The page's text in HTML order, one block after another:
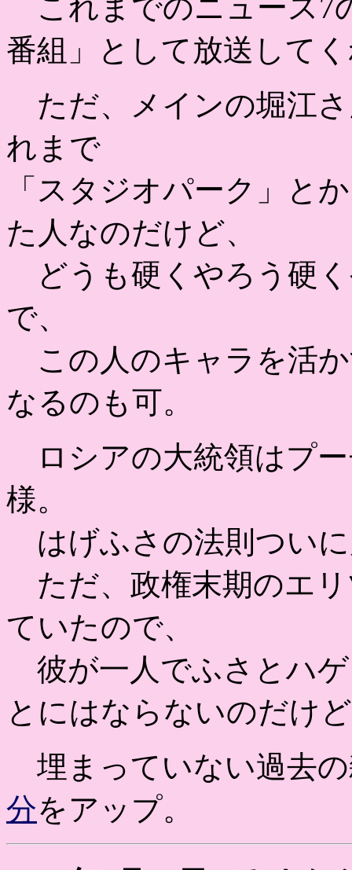
これまでのニュース7
番組」として放送して
ただ、メインの堀江
れまで
「スタジオパーク」と
た人なのだけど、
どうも硬くやろう硬
で、
この人のキャラを活
なるのも可。
ロシアの大統領はプ
様。
はげふさの法則つい
ただ、政権末期のエ
ていたので、
彼が一人でふさとハ
とにはならないのだ
埋まっていない過去
分をアップ。